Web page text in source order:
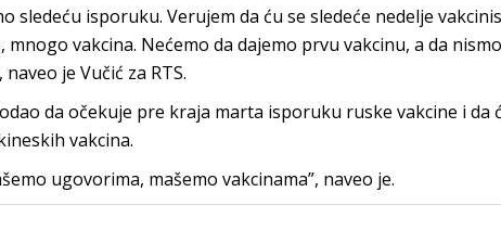
sledeću isporuku. Verujem da ću se sledeće nedelje
mnogo vakcina. Nećemo da dajemo prvu vakcinu, a da
naveo je Vučić za RTS.
da očekuje pre kraja marta isporuku ruske vakcine i da
vakcina.
ugovorima, mašemo vakcinama”, naveo je.